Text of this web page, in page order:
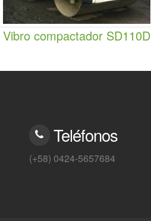
Vibro compactador SD110D
Teléfonos
(+58) 0424-5657684